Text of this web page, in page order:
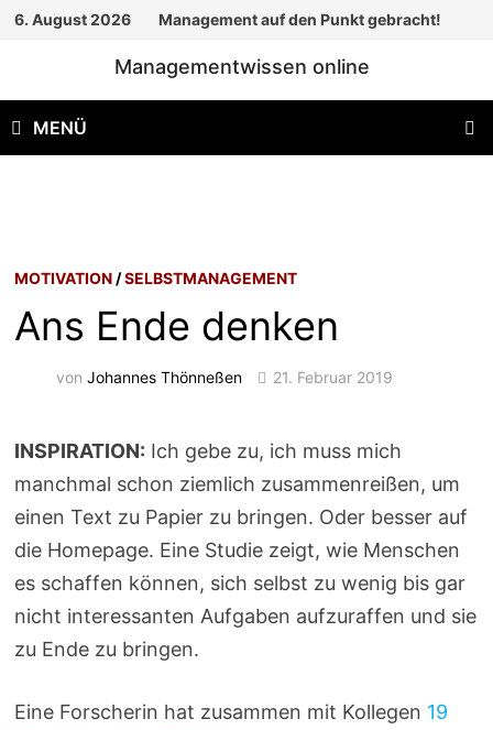
Zum
6. August 2026 Management auf den Punkt gebracht!
Managementwissen online
MENÜ
MOTIVATION /SELBSTMANAGEMENT
Ans Ende denken
vonJohannes Thönneßen 21. Februar 2019
INSPIRATION: Ich gebe zu, ich muss mich
manchmal schon ziemlich zusammenreißen, um
einen Text zu Papier zu bringen. Oder besser auf
die Homepage. Eine Studie zeigt, wie Menschen
es schaffen können, sich selbst zu wenig bis gar
nicht interessanten Aufgaben aufzuraffen und sie
zu Ende zu bringen.
Eine Forscherin hat zusammen mit Kollegen 19